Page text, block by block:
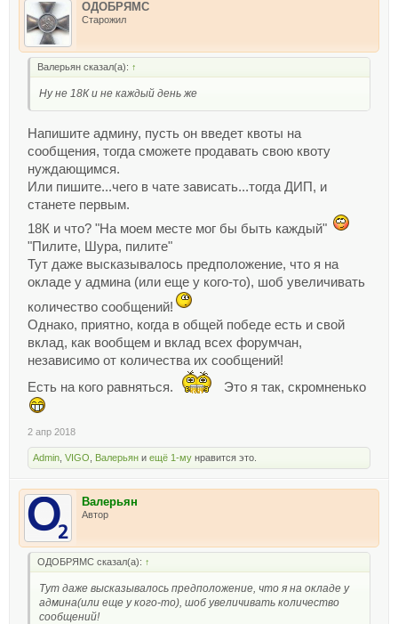
ОДОБРЯМС
Старожил
Валерьян сказал(а): ↑
Ну не 18К и не каждый день же
Напишите админу, пусть он введет квоты на
сообщения, тогда сможете продавать свою квоту
нуждающимся.
Или пишите...чего в чате зависать...тогда ДИП, и
станете первым.
18К и что? "На моем месте мог бы быть каждый"
"Пилите, Шура, пилите"
Тут даже высказывалось предположение, что я на
окладе у админа (или еще у кого-то), шоб увеличивать
количество сообщений!
Однако, приятно, когда в общей победе есть и свой
вклад, как вообщем и вклад всех форумчан,
независимо от количества их сообщений!
Есть на кого равняться.
Это я так, скромненько
2 апр 2018
Admin VIGO Валерьян и ещё 1-му нравится это.
Валерьян
Автор
ОДОБРЯМС сказал(а): ↑
Тут даже высказывалось предположение, что я на окладе у
админа(или еще у кого-то), шоб увеличивать количество
сообщений!